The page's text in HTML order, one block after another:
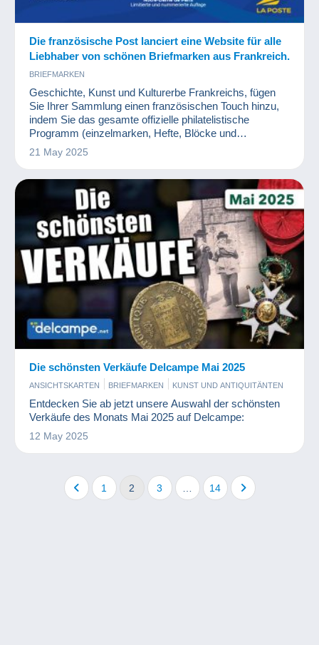
Die französische Post lanciert eine Website für alle
Liebhaber von schönen Briefmarken aus Frankreich.
BRIEFMARKEN
Geschichte, Kunst und Kulturerbe Frankreichs, fügen
Sie Ihrer Sammlung einen französischen Touch hinzu,
indem Sie das gesamte offizielle philatelistische
Programm (einzelmarken, Hefte, Blöcke und
aussergewöhnliche Kreationen) finden.
21 May 2025
Die schönsten Verkäufe Delcampe Mai 2025
ANSICHTSKARTEN BRIEFMARKEN
KUNST UND ANTIQUITÄNTEN
MÜNZEN UND BANKNOTEN
PHOTOGRAPHICA
Entdecken Sie ab jetzt unsere Auswahl der schönsten
Verkäufe des Monats Mai 2025 auf Delcampe:
12 May 2025
1 2 3 14